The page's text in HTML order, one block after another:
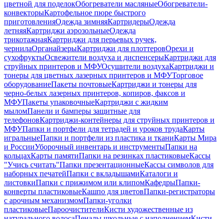
цветной для поделокОбогреватели масляныеОбогреватели-
конвекторыКартофельное пюре быстрого
приготовленияОдежда зимняяКартридерыОдежда
летняяКартриджи аэрозольныеОдежда
трикотажнаяКартриджи для перьевых ручек,
чернилаОрганайзерыКартриджи для плоттеровОрехи и
сухофруктыОсвежители воздуха и диспенсерыКартриджи для
струйных принтеров и МФУОсушители воздухаКартриджи и
тонеры для цветных лазерных принтеров и МФУТорговое
оборудованиеПакеты почтовыеКартриджи и тонеры для
черно-белых лазерных принтеров, копиров, факсов и
МФУПакеты упаковочныеКартриджи с жидким
мыломПанели и бамперы защитные для
телефоновКартриджи-контейнеры для струйных принтеров и
МФУПапки и портфели для тетрадей и уроков трудаКарты
игральныеПапки и портфели из пластика и тканиКарты Мира
и РоссииУборочный инвентарь и инструментыПапки на
кольцахКарты памятиПапки на резинках пластиковыеКассы
"Учись считать"Папки презентационныеКассы символов для
наборных печатейПапки с вкладышамиКаталоги и
листовкиПапки с прижимом или клипомКафедрыПапки-
конверты пластиковыеКашпо для цветовПапки-регистраторы
с арочным механизмомПапки-уголки
пластиковыеПароочистителиКисти художественные из